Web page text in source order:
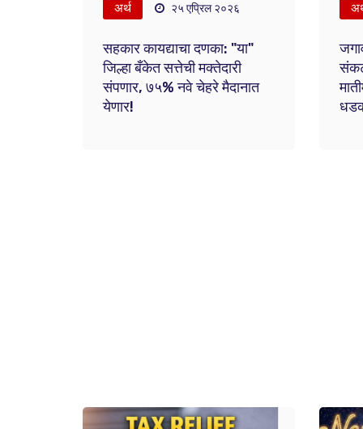
अर्थ २५ एप्रिल २०२६
सहकार कायद्याचा दणका: "या"
जिल्हा बँकेत सत्तेची मक्तेदारी
संपणार, ७५% नवे चेहरे मैदानात
येणार!